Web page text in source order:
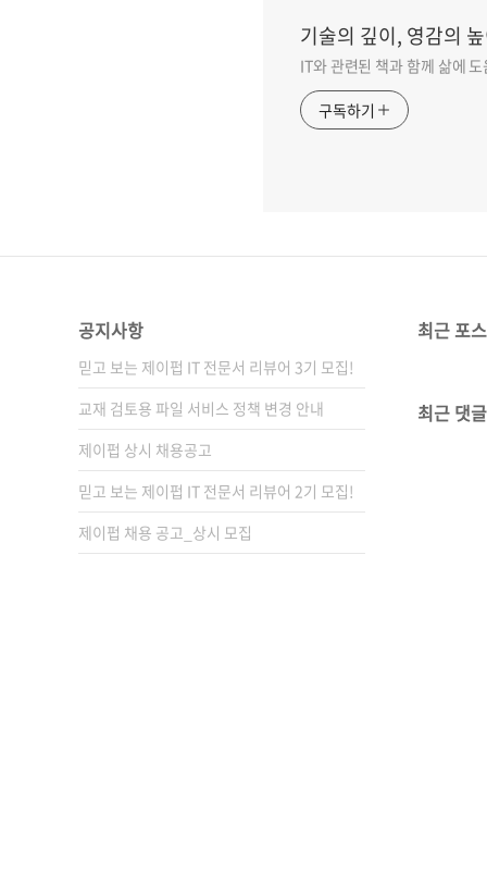
기술의 깊이, 영감의
IT와 관련된 책과 함께 삶에
구독하기
공지사항
믿고 보는 제이펍 IT 전문서 리뷰어 3기 모집!
교재 검토용 파일 서비스 정책 변경 안내
제이펍 상시 채용공고
믿고 보는 제이펍 IT 전문서 리뷰어 2기 모집!
제이펍 채용 공고_상시 모집
최근 포
최근 댓글